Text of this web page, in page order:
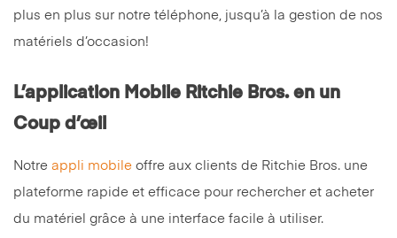
plus en plus sur notre téléphone, jusqu’à la gestion de nos
matériels d’occasion!
L’application Mobile Ritchie Bros. en un
Coup d’œil
Notre appli mobile offre aux clients de Ritchie Bros. une
plateforme rapide et efficace pour rechercher et acheter
du matériel grâce à une interface facile à utiliser.